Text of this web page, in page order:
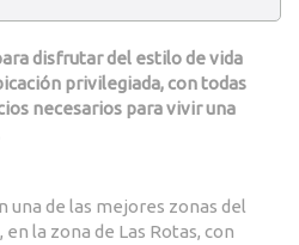
disfrutar del estilo de vida
privilegiada, con todas
necesarios para vivir una
una de las mejores zonas del
la zona de Las Rotas, con